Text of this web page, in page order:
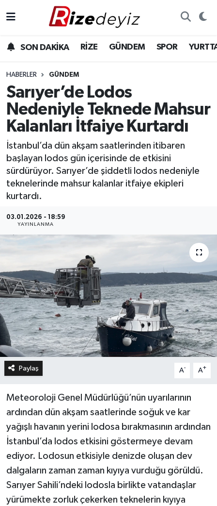
SON DAKİKA RİZE GÜNDEM SPOR
HABERLER GÜNDEM
Sarıyer’de Lodos
Nedeniyle Teknede Mahsur
Kalanları İtfaiye Kurtardı
İstanbul’da dün akşam saatlerinden itibaren
başlayan lodos gün içerisinde de etkisini
sürdürüyor. Sarıyer’de şiddetli lodos nedeniyle
teknelerinde mahsur kalanlar itfaiye ekipleri
kurtardı.
03.01.2026 - 18:59
YAYINLANMA
Paylaş A- A+
Meteoroloji Genel Müdürlüğü’nün uyarılarının
ardından dün akşam saatlerinde soğuk ve kar
yağışlı havanın yerini lodosa bırakmasının ardından
İstanbul’da lodos etkisini göstermeye devam
ediyor. Lodosun etkisiyle denizde oluşan dev
dalgaların zaman zaman kıyıya vurduğu görüldü.
Sarıyer Sahili’ndeki lodosla birlikte vatandaşlar
yürümekte zorluk çekerken teknelerin kıyıya
Gündem
Yurttan Haberler
Ekonomi
Sağlık
Rize Hava Durumu
Rize Trafik Yoğunluk Haritası
Süper Lig Puan Durumu ve Fikstür
Son Dakika Haberleri
Haber Arşivi